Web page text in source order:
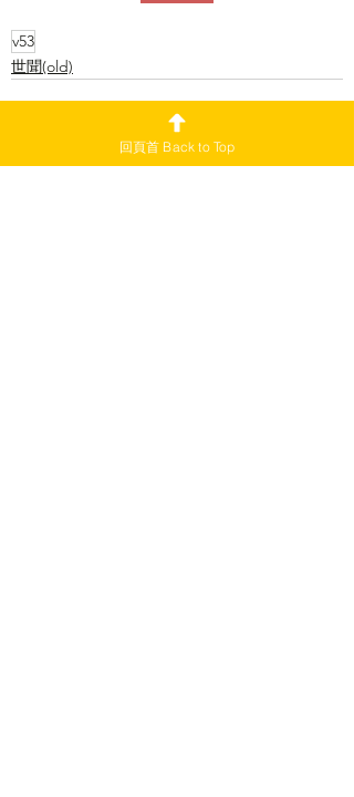
v53
世聞(old)
回頁首 Back to Top